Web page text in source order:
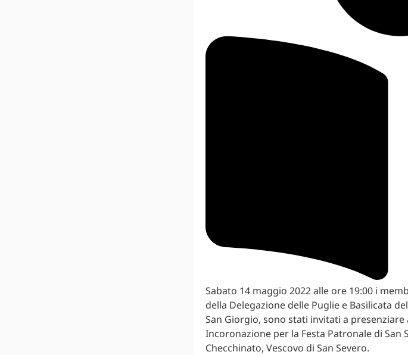
Sabato 14 maggio 2022 alle ore 19:00 i
della Delegazione delle Puglie e Basilicata
San Giorgio, sono stati invitati a presenziare
Incoronazione per la Festa Patronale di San
Checchinato, Vescovo di San Severo.